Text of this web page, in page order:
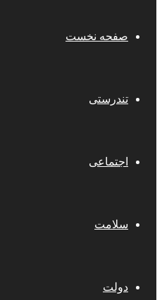
صفحه نخست
تندرستی
اجتماعی
سلامت
دولت